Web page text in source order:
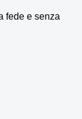
fede e senza